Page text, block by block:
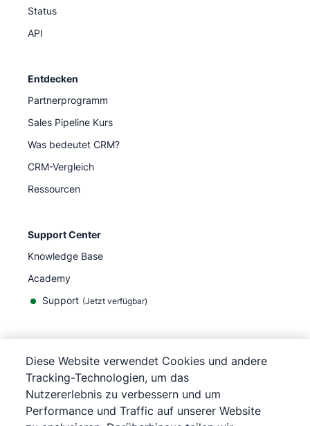
Status
API
Entdecken
Partnerprogramm
Sales Pipeline Kurs
Was bedeutet CRM?
CRM-Vergleich
Ressourcen
Support Center
Knowledge Base
Academy
Support (Jetzt verfügbar)
©2026Pipedrive
Pipedrive
Nutzungsbedingungen
Pipedrive
Datenschutzerklärung
Diese Website verwendet Cookies und andere
Tracking-Technologien, um das
Nutzererlebnis zu verbessern und um
Performance und Traffic auf unserer Website